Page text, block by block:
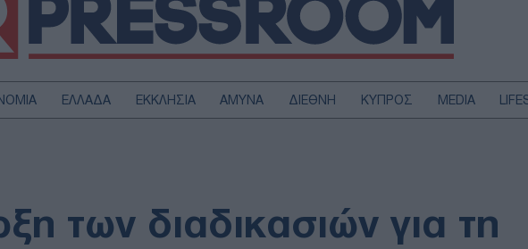
ΕΛΛΑΔΑ ΕΚΚΛΗΣΙΑ ΑΜΥΝΑ ΔΙΕΘΝΗ ΚΥΠΡΟΣ MEDIA
ΥΓΕΙΑ
ΤΕΧΝΟΛΟΓΙΑ
των διαδικασιών για τη